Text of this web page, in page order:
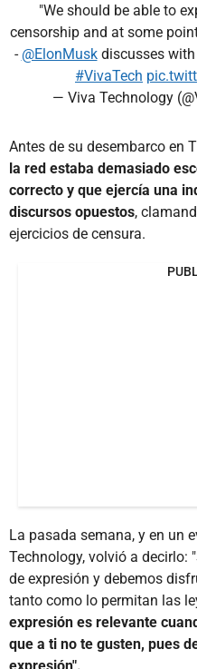
"We should be able to
censorship and at some
- @ElonMuskdiscusses with
#VivaTech
— Viva Technology
Antes de su desembarco en
la red estaba demasiado
correcto y que ejercía una
discursos opuestos,
ejercicios de censura.
La pasada semana, y en un
Technology, volvió a decirlo:
de expresión y debemos
tanto como lo permitan las
expresión es relevante
que a ti no te gusten, pues
expresión".